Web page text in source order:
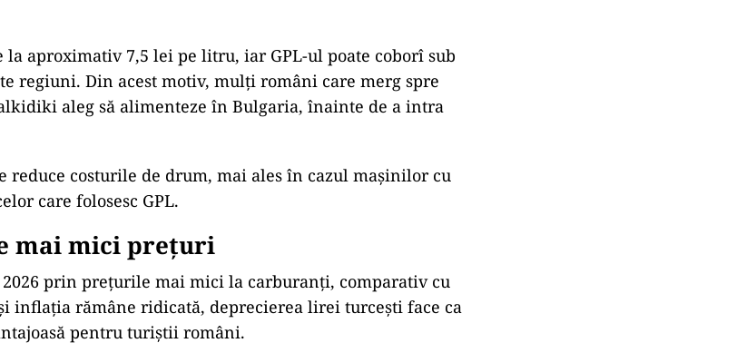
la aproximativ 7,5 lei pe litru, iar GPL-ul poate coborî sub
regiuni. Din acest motiv, mulți români care merg spre
aleg să alimenteze în Bulgaria, înainte de a intra
reduce costurile de drum, mai ales în cazul mașinilor cu
care folosesc GPL.
mai mici prețuri
prin prețurile mai mici la carburanți, comparativ cu
inflația rămâne ridicată, deprecierea lirei turcești face ca
pentru turiștii români.